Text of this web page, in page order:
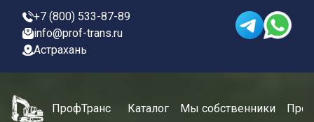
ПрофТранс Каталог Мы собственники
+7 (800) 533-87-89
info@prof-trans.ru
Астрахань